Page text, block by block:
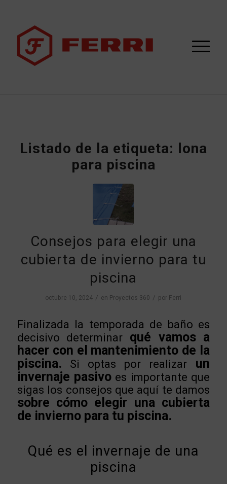
Listado de la etiqueta: lona
para piscina
Consejos para elegir una
cubierta de invierno para tu
piscina
octubre 10, 2024 / en Proyectos 360 / por Ferri
Finalizada la temporada de baño es
decisivo determinar qué vamos a
hacer con el mantenimiento de la
piscina. Si optas por realizar un
invernaje pasivo es importante que
sigas los consejos que aquí te damos
sobre cómo elegir una cubierta
de invierno para tu piscina.
Qué es el invernaje de una
piscina